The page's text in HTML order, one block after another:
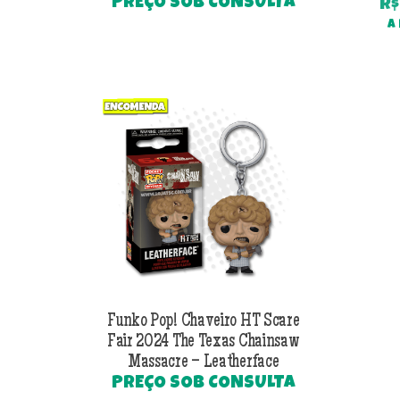
PREÇO SOB CONSULTA R$
A
Funko Pop! Chaveiro HT Scare
Fair 2024 The Texas Chainsaw
Massacre – Leatherface
PREÇO SOB CONSULTA